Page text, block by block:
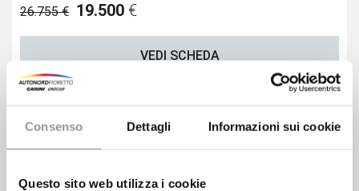
Consenso Dettagli Informazioni sui cookie
Questo sito web utilizza i cookie
26.755 € 19.500 €
VEDI SCHEDA